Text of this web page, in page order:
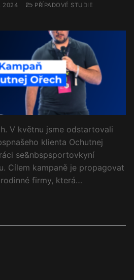
2024
PŘÍPADOVÉ STUDIE
V květnu jsme odstartovali
klienta Ochutnej
se&nbspsportovkyní
Cílem kampaně je propagovat
firmy, která…